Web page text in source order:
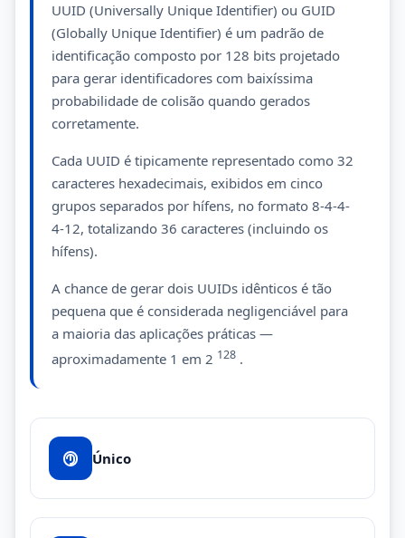
UUID (Universally Unique Identifier) ou GUID
(Globally Unique Identifier) é um padrão de
identificação composto por 128 bits projetado
para gerar identificadores com baixíssima
probabilidade de colisão quando gerados
corretamente.
Cada UUID é tipicamente representado como 32
caracteres hexadecimais, exibidos em cinco
grupos separados por hífens, no formato 8-4-4-
4-12, totalizando 36 caracteres (incluindo os
hífens).
A chance de gerar dois UUIDs idênticos é tão
pequena que é considerada negligenciável para
a maioria das aplicações práticas —
aproximadamente 1 em 2 128 .
Único